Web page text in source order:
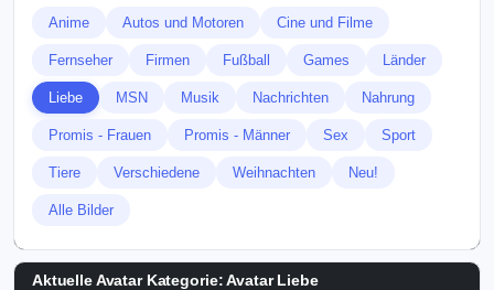
Anime Autos und Motoren Cine und Filme
Fernseher Firmen Fußball Games Länder
Liebe MSN Musik Nachrichten Nahrung
Promis - Frauen Promis - Männer Sex Sport
Tiere Verschiedene Weihnachten Neu!
Alle Bilder
Aktuelle Avatar Kategorie: Avatar Liebe